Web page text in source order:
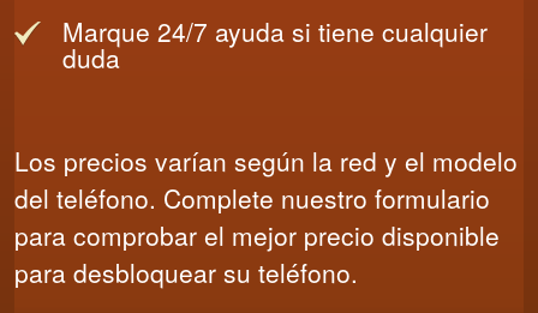
Marque 24/7 ayuda si tiene cualquier
duda
Los precios varían según la red y el modelo
del teléfono. Complete nuestro formulario
para comprobar el mejor precio disponible
para desbloquear su teléfono.